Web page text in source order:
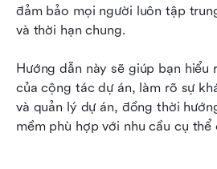
đảm bảo mọi người luôn tập
và thời hạn chung.
Hướng dẫn này sẽ giúp bạn hiểu
của cộng tác dự án, làm rõ sự
và quản lý dự án, đồng thời
mềm phù hợp với nhu cầu cụ thể